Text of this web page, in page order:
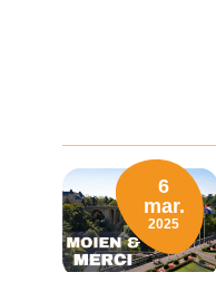
6
mar.
2025